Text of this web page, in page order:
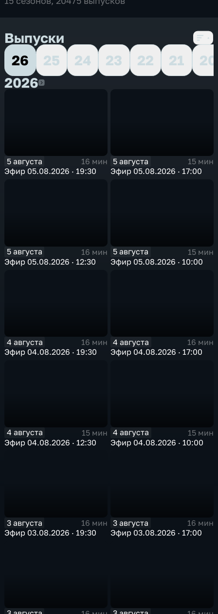
Выпуски
26
25 24 23 22 21
20
20262026
5 августа
16 мин
Эфир 05.08.2026 · 19:30
5 августа
15 мин
Эфир 05.08.2026 · 17:00
5 августа
16 мин
Эфир 05.08.2026 · 12:30
5 августа
15 мин
Эфир 05.08.2026 · 10:00
4 августа
16 мин
Эфир 04.08.2026 · 19:30
4 августа
16 мин
Эфир 04.08.2026 · 17:00
4 августа
15 мин
Эфир 04.08.2026 · 12:30
4 августа
15 мин
Эфир 04.08.2026 · 10:00
3 августа
16 мин
Эфир 03.08.2026 · 19:30
3 августа
16 мин
Эфир 03.08.2026 · 17:00